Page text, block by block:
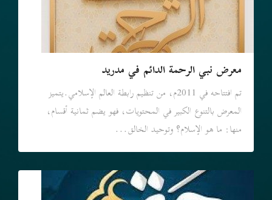
معرض نبي الرحمة الدائم في مدريد
تم افتتاحه في 2011م، من تنظيم رابطة العالم الإسلامي.يتميز
المعرض بالتنوع الكبير في المحتويات، فهو يضم ثمانية أقسام،
منها: ما هو الإسلام؟ وتوحيد الخالق...